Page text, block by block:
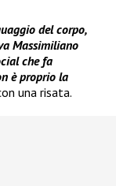
del corpo,
Massimiliano
che fa
è proprio la
una risata.